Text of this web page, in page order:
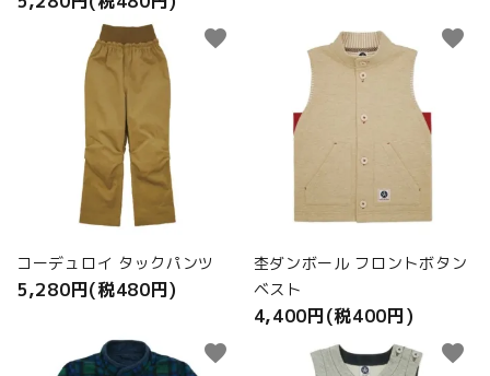
コーデュロイ タックパンツ
5,280円(税480円)
favorite
杢ダンボール フロントボタン
ベスト
4,400円(税400円)
favorite
favorite favorite